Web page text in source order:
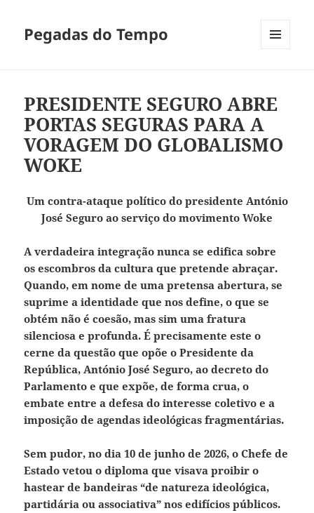
Pegadas do Tempo
PRESIDENTE SEGURO ABRE
PORTAS SEGURAS PARA A
VORAGEM DO GLOBALISMO
WOKE
Um contra-ataque político do presidente António
José Seguro ao serviço do movimento Woke
A verdadeira integração nunca se edifica sobre
os escombros da cultura que pretende abraçar.
Quando, em nome de uma pretensa abertura, se
suprime a identidade que nos define, o que se
obtém não é coesão, mas sim uma fratura
silenciosa e profunda. É precisamente este o
cerne da questão que opõe o Presidente da
República, António José Seguro, ao decreto do
Parlamento e que expõe, de forma crua, o
embate entre a defesa do interesse coletivo e a
imposição de agendas ideológicas fragmentárias.
Sem pudor, no dia 10 de junho de 2026, o Chefe de
Estado vetou o diploma que visava proibir o
hastear de bandeiras “de natureza ideológica,
partidária ou associativa” nos edifícios públicos.